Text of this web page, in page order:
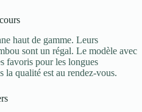
haut de gamme. Leurs
sont un régal. Le modèle avec
favoris pour les longues
la qualité est au rendez-vous.